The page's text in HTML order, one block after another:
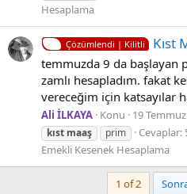
Hesaplama
Çözümlendi | Kilitli Kıst
temmuzda 9 da başlayan
zamlı hesapladım. fakat
vereceğim için katsayılar
Ali İLKAYA Konu 19
kıst maaş prim Cevaplar:
Emekli Kesenek Hesaplama
1 of 2